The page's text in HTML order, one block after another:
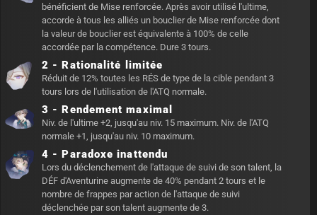
bénéficient de Mise renforcée. Après avoir utilisé l'ultime,
accorde à tous les alliés un bouclier de Mise renforcée dont
la valeur de bouclier est équivalente à 100% de celle
accordée par la compétence. Dure 3 tours.
2 - Rationalité limitée
Réduit de 12% toutes les RÉS de type de la cible pendant 3
tours lors de l'utilisation de l'ATQ normale.
3 - Rendement maximal
Niv. de l'ultime +2, jusqu'au niv. 15 maximum. Niv. de l'ATQ
normale +1, jusqu'au niv. 10 maximum.
4 - Paradoxe inattendu
Lors du déclenchement de l'attaque de suivi de son talent, la
DÉF d'Aventurine augmente de 40% pendant 2 tours et le
nombre de frappes par action de l'attaque de suivi
déclenchée par son talent augmente de 3.